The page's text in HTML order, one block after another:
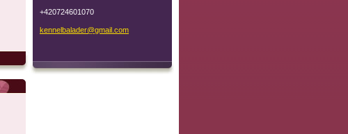
+420724601070
kennelbalader@gmail.com